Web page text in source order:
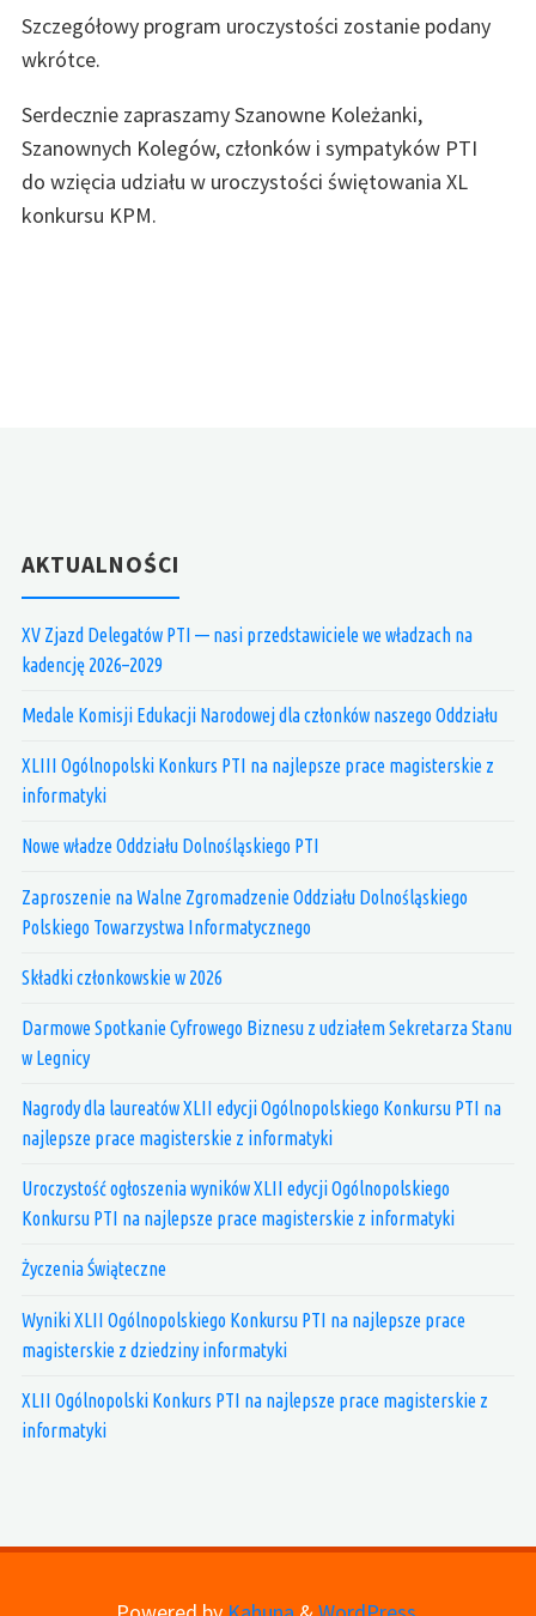
Szczegółowy program uroczystości zostanie podany
wkrótce.
Serdecznie zapraszamy Szanowne Koleżanki,
Szanownych Kolegów, członków i sympatyków PTI
do wzięcia udziału w uroczystości świętowania XL
konkursu KPM.
AKTUALNOŚCI
XV Zjazd Delegatów PTI — nasi przedstawiciele we władzach na
kadencję 2026–2029
Medale Komisji Edukacji Narodowej dla członków naszego Oddziału
XLIII Ogólnopolski Konkurs PTI na najlepsze prace magisterskie z
informatyki
Nowe władze Oddziału Dolnośląskiego PTI
Zaproszenie na Walne Zgromadzenie Oddziału Dolnośląskiego
Polskiego Towarzystwa Informatycznego
Składki członkowskie w 2026
Darmowe Spotkanie Cyfrowego Biznesu z udziałem Sekretarza Stanu
w Legnicy
Nagrody dla laureatów XLII edycji Ogólnopolskiego Konkursu PTI na
najlepsze prace magisterskie z informatyki
Uroczystość ogłoszenia wyników XLII edycji Ogólnopolskiego
Konkursu PTI na najlepsze prace magisterskie z informatyki
Życzenia Świąteczne
Wyniki XLII Ogólnopolskiego Konkursu PTI na najlepsze prace
magisterskie z dziedziny informatyki
XLII Ogólnopolski Konkurs PTI na najlepsze prace magisterskie z
informatyki